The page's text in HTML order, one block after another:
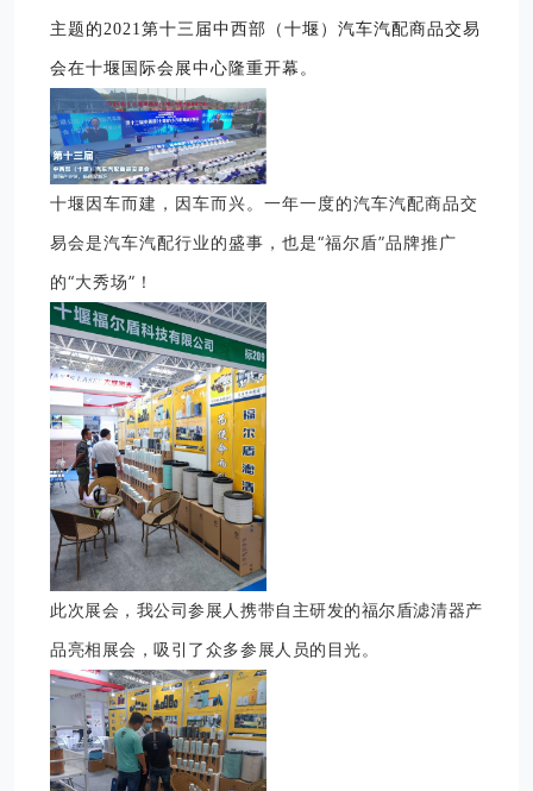
主题的2021第十三届中西部（十堰）汽车汽配商品交易
会在十堰国际会展中心隆重开幕。
十堰因车而建，因车而兴。一年一度的汽车汽配商品交
易会是汽车汽配行业的盛事，也是“福尔盾”品牌推广
的“大秀场”！
此次展会，我公司参展人携带自主研发的福尔盾滤清器产
品亮相展会，吸引了众多参展人员的目光。